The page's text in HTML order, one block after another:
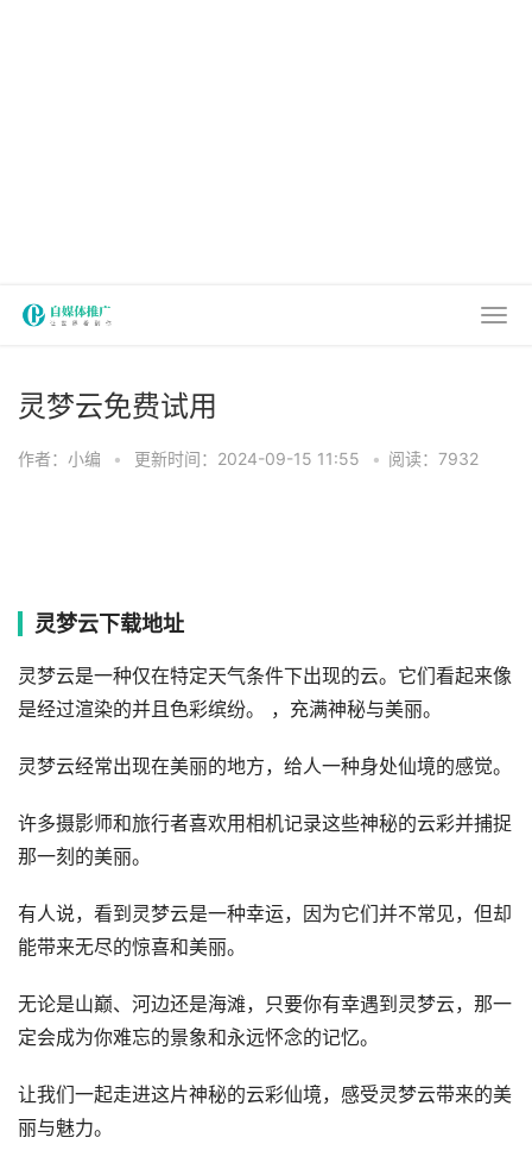
灵梦云免费试用
作者：小编 • 更新时间：2024-09-15 11:55 • 阅读：7932
灵梦云下载地址
灵梦云是一种仅在特定天气条件下出现的云。它们看起来像
是经过渲染的并且色彩缤纷。 ，充满神秘与美丽。
灵梦云经常出现在美丽的地方，给人一种身处仙境的感觉。
许多摄影师和旅行者喜欢用相机记录这些神秘的云彩并捕捉
那一刻的美丽。
有人说，看到灵梦云是一种幸运，因为它们并不常见，但却
能带来无尽的惊喜和美丽。
无论是山巅、河边还是海滩，只要你有幸遇到灵梦云，那一
定会成为你难忘的景象和永远怀念的记忆。
让我们一起走进这片神秘的云彩仙境，感受灵梦云带来的美
丽与魅力。